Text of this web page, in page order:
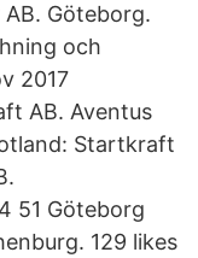
AB. Göteborg.
och
2017
AB. Aventus
Startkraft
51 Göteborg
129 likes